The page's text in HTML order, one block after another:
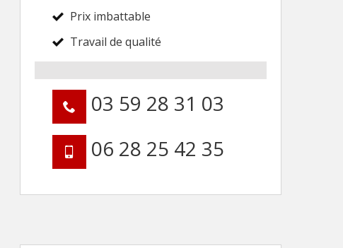
Prix imbattable
Travail de qualité
03 59 28 31 03
06 28 25 42 35